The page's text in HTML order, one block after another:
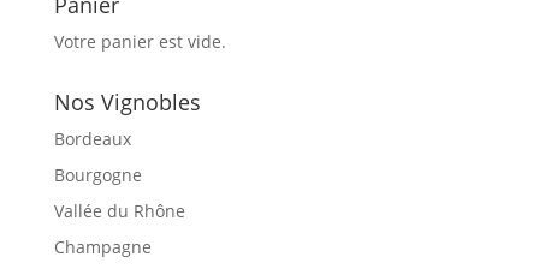
Votre panier est vide.
Nos Vignobles
Bordeaux
Bourgogne
Vallée du Rhône
Champagne